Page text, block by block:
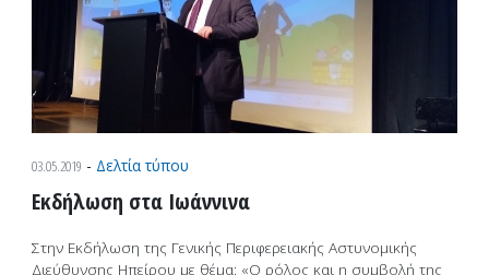
03.05.2019 - Δελτία τύπου
Εκδήλωση στα Ιωάννινα
Στην Εκδήλωση της Γενικής Περιφερειακής Αστυνομικής
Διεύθυνσης Ηπείρου με θέμα: «Ο ρόλος και η συμβολή της